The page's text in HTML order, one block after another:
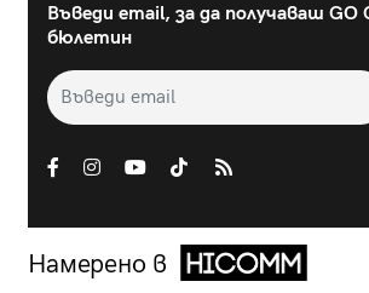
Въведи email, за да получаваш GO
бюлетин
Намерено в